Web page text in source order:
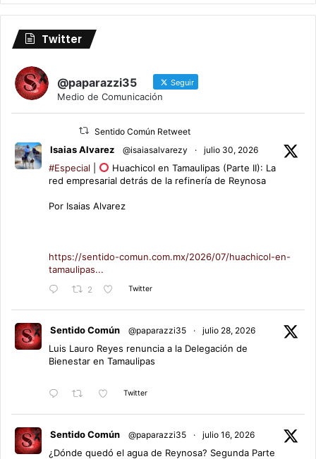
Twitter
@paparazzi35 Seguir
Medio de Comunicación
Sentido Común Retweet
Isaias Alvarez @isaiasalvarezy · julio 30, 2026
#Especial
Huachicol en Tamaulipas (Parte II): La
red empresarial detrás de la refinería de Reynosa
Por Isaias Alvarez
https://sentido-comun.com.mx/2026/07/huachicol-en-
tamaulipas...
2 Twitter
Sentido Común @paparazzi35 · julio 28, 2026
Luis Lauro Reyes renuncia a la Delegación de
Bienestar en Tamaulipas
Twitter
Sentido Común @paparazzi35 · julio 16, 2026
¿Dónde quedó el agua de Reynosa? Segunda Parte